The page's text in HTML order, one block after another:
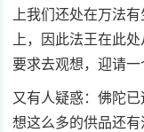
上我们还处在万法
上，因此法王在此
要求去观想，迎请一
又有人疑惑：佛陀
想这么多的供品还